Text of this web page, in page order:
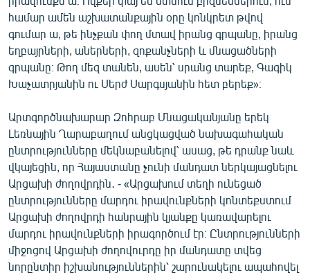
համար ամեն աշխատանքային օրը կոնկրետ թվով
գումար ա, թե ինչքան փող մտավ իրանց գրպանը, իրանց
եղբայրների, աներների, զոքանչների և մնացածների
գրպանը։ Թող մեզ տանեն, ասեն՝ սրանց տարեք, Գագիկ
Խաչատրյանին ու Սերժ Սարգսյանին հետ բերեք»։
Արտգործնախարար Զոհրաբ Մնացականյանը երեկ
Լեռնային Ղարաբաղում անցկացված նախագահական
ընտրությունները մեկնաբանելով՝ ասաց, թե դրանք նաև
վկայեցին, որ Հայաստանը չունի մանդատ ներկայացնելու
Արցախի ժողովրդին․ - «Արցախում տեղի ունեցած
ընտրությունները մարդու իրավունքների կոնտեքստում
Արցախի ժողովրդի հանրային կյանքը կառավարելու
մարդու իրավունքների իրագործում էր։ Ընտրությունների
միջոցով Արցախի ժողովուրդը իր մանդատը տվեց
նորընտիր իշխանություններին՝ շարունակելու ապահովել